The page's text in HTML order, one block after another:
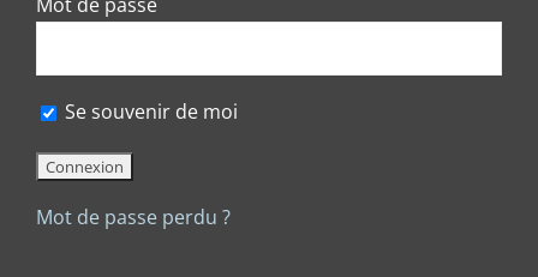
Se souvenir de moi
Mot de passe perdu ?